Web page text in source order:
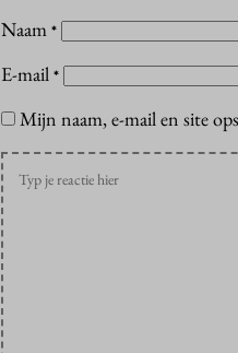
Naam *
E-mail *
Mijn naam, e-mail en site